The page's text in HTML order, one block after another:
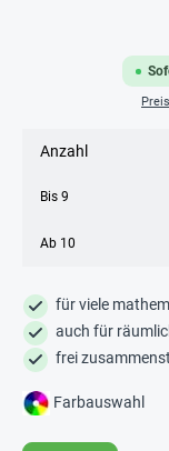
Anzahl
Bis 9
Ab 10
für viele
auch für
frei
Farbauswahl